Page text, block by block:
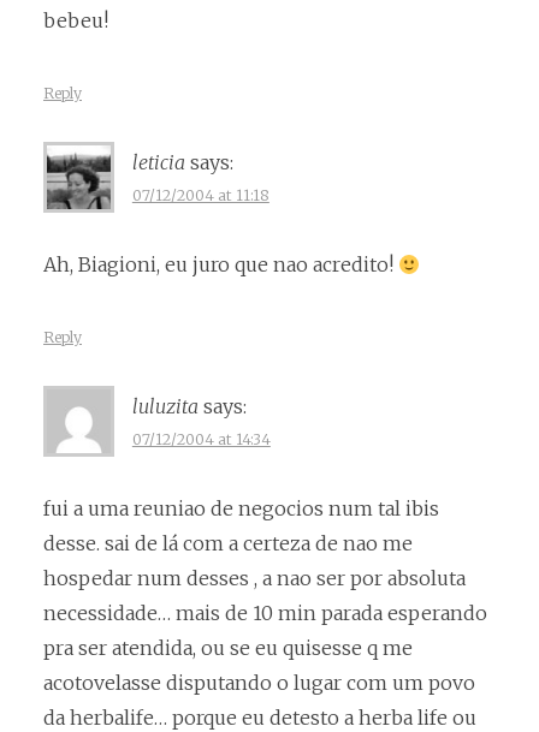
bebeu!
Reply
leticia says:
07/12/2004 at 11:18
Ah, Biagioni, eu juro que nao acredito!
Reply
luluzita says:
07/12/2004 at 14:34
fui a uma reuniao de negocios num tal ibis
desse. sai de lá com a certeza de nao me
hospedar num desses , a nao ser por absoluta
necessidade… mais de 10 min parada esperando
pra ser atendida, ou se eu quisesse q me
acotovelasse disputando o lugar com um povo
da herbalife… porque eu detesto a herba life ou